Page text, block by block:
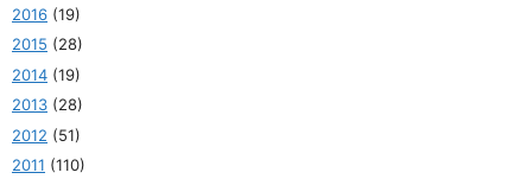
2016 (19)
2015 (28)
2014 (19)
2013 (28)
2012 (51)
2011 (110)